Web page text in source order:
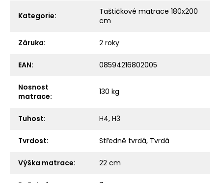
Kategorie:
Taštičkové matrace 180x200
cm
Záruka: 2 roky
EAN: 08594216802005
Nosnost
matrace: 130 kg
Tuhost: H4, H3
Tvrdost: Středně tvrdá, Tvrdá
Výška matrace: 22 cm